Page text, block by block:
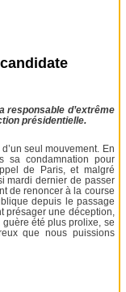
responsable d’extrême
présidentielle.
seul mouvement. En
sa condamnation pour
de Paris, et malgré
mardi dernier de passer
de renoncer à la course
depuis le passage
présager une déception,
guère été plus prolixe, se
que nous puissions